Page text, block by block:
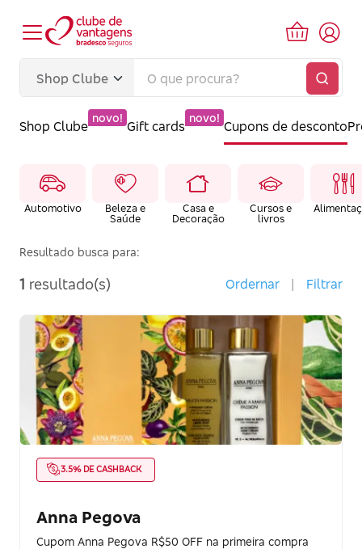
Shop Clube
novo!
Gift cards
novo!
Cupons de desconto
Automotivo
Beleza e
Saúde
Casa e
Decoração
Cursos e
livros
Resultado busca para:
1 resultado(s) Ordernar | Filtrar
3.5% DE CASHBACK
Anna Pegova
Cupom Anna Pegova R$50 OFF na primeira compra